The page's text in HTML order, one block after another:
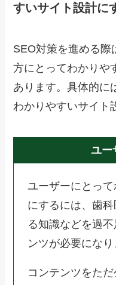
すいサイト設計に
SEO対策を進める際
方にとってわかりや
あります。具体的に
わかりやすいサイト
ユー
ユーザーにとっ
にするには、歯
る知識などを過
ンツが必要になり
コンテンツをた